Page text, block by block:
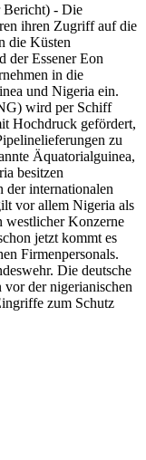
Bericht) - Die
ihren Zugriff auf die
die Küsten
der Essener Eon
in die
und Nigeria ein.
wird per Schiff
Hochdruck gefördert,
zu
Äquatorialguinea,
besitzen
der internationalen
vor allem Nigeria als
westlicher Konzerne
jetzt kommt es
Firmenpersonals.
Die deutsche
der nigerianischen
zum Schutz